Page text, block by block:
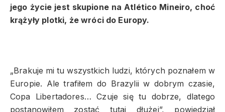
jego życie jest skupione na Atlético Mineiro, choć
krążyły plotki, że wróci do Europy.
„Brakuje mi tu wszystkich ludzi, których poznałem w
Europie. Ale trafiłem do Brazylii w dobrym czasie,
Copa Libertadores… Czuje się tu dobrze, dlatego
postanowiłem zostać tutaj dłużej”, powiedział